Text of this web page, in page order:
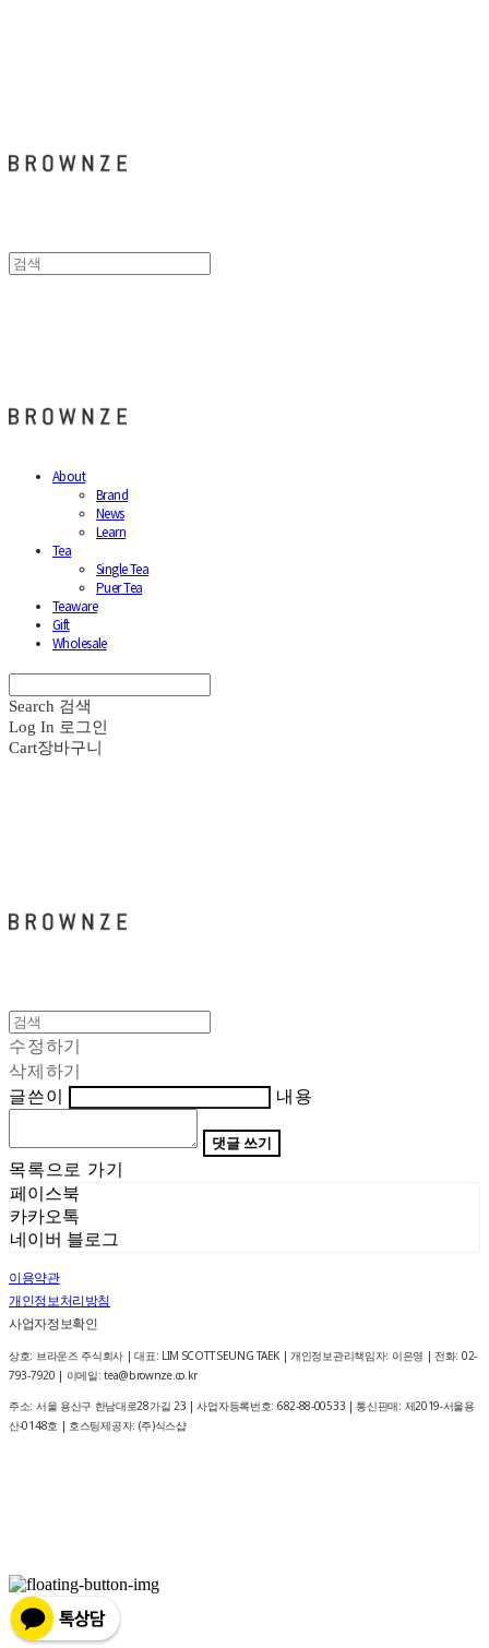
About
Brand
News
Learn
Tea
Single Tea
Puer Tea
Teaware
Gift
Wholesale
Search 검색
Log In 로그인
Cart장바구니
수정하기
삭제하기
글쓴이
내용
댓글 쓰기
목록으로 가기
페이스북
카카오톡
네이버 블로그
이용약관
개인정보처리방침
사업자정보확인
상호: 브라운즈 주식회사 | 대표: LIM SCOTT SEUNG TAEK | 개인정보관리책임자: 이은영 | 전화: 02-
793-7920 | 이메일: tea@brownze.co.kr
주소: 서울 용산구 한남대로28가길 23 | 사업자등록번호: 682-88-00533 | 통신판매: 제2019-서울용
산-0148호 | 호스팅제공자: (주)식스샵